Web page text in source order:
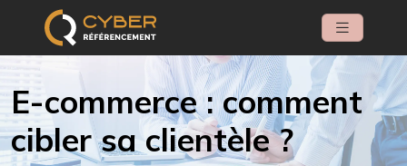
E-commerce : comment
cibler sa clientèle ?